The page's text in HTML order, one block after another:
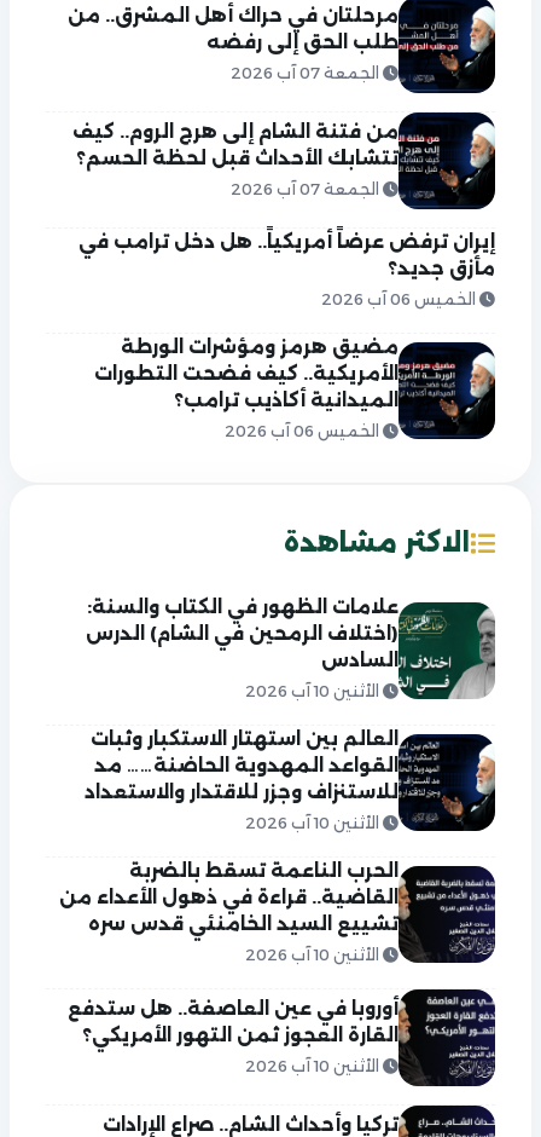
مرحلتان في حراك أهل المشرق.. من
طلب الحق إلى رفضه
الجمعة 07 آب 2026
من فتنة الشام إلى هرج الروم.. كيف
تتشابك الأحداث قبل لحظة الحسم؟
الجمعة 07 آب 2026
إيران ترفض عرضاً أمريكياً.. هل دخل ترامب في
مأزق جديد؟
الخميس 06 آب 2026
مضيق هرمز ومؤشرات الورطة
الأمريكية.. كيف فضحت التطورات
الميدانية أكاذيب ترامب؟
الخميس 06 آب 2026
الاكثر مشاهدة
علامات الظهور في الكتاب والسنة:
(اختلاف الرمحين في الشام) الدرس
السادس
الأثنين 10 آب 2026
العالم بين استهتار الاستكبار وثبات
القواعد المهدوية الحاضنة…… مد
للاستنزاف وجزر للاقتدار والاستعداد
الأثنين 10 آب 2026
الحرب الناعمة تسقط بالضربة
القاضية.. قراءة في ذهول الأعداء من
تشييع السيد الخامنئي قدس سره
الأثنين 10 آب 2026
أوروبا في عين العاصفة.. هل ستدفع
القارة العجوز ثمن التهور الأمريكي؟
الأثنين 10 آب 2026
تركيا وأحداث الشام.. صراع الإرادات